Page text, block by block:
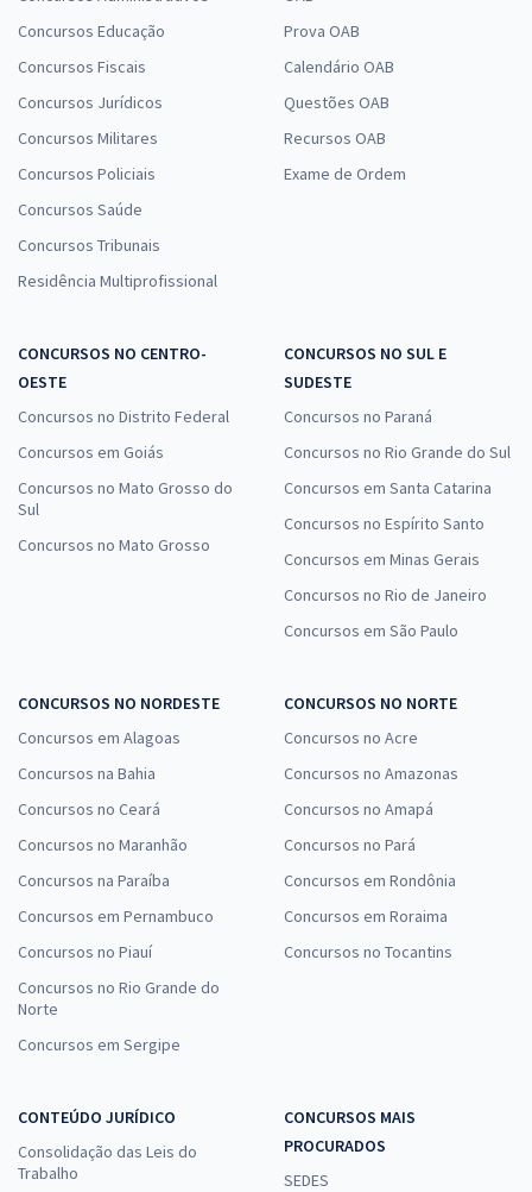
Concursos Educação
Concursos Fiscais
Concursos Jurídicos
Concursos Militares
Concursos Policiais
Concursos Saúde
Concursos Tribunais
Residência Multiprofissional
Prova OAB
Calendário OAB
Questões OAB
Recursos OAB
Exame de Ordem
CONCURSOS NO CENTRO-
OESTE
Concursos no Distrito Federal
Concursos em Goiás
Concursos no Mato Grosso do
Sul
Concursos no Mato Grosso
CONCURSOS NO SUL E
SUDESTE
Concursos no Paraná
Concursos no Rio Grande do Sul
Concursos em Santa Catarina
Concursos no Espírito Santo
Concursos em Minas Gerais
Concursos no Rio de Janeiro
Concursos em São Paulo
CONCURSOS NO NORDESTE
Concursos em Alagoas
Concursos na Bahia
Concursos no Ceará
Concursos no Maranhão
Concursos na Paraíba
Concursos em Pernambuco
Concursos no Piauí
Concursos no Rio Grande do
Norte
Concursos em Sergipe
CONCURSOS NO NORTE
Concursos no Acre
Concursos no Amazonas
Concursos no Amapá
Concursos no Pará
Concursos em Rondônia
Concursos em Roraima
Concursos no Tocantins
CONTEÚDO JURÍDICO
Consolidação das Leis do
Trabalho
CONCURSOS MAIS
PROCURADOS
SEDES